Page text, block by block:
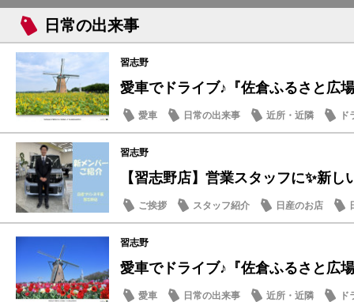
日常の出来事
習志野
愛車でドライブ♪『佐倉ふるさと広
愛車 日常の出来事 近所・近隣 ド
習志野
【習志野店】営業スタッフに✨新し
ご挨拶 スタッフ紹介 日産のお店
習志野
愛車でドライブ♪『佐倉ふるさと広
愛車 日常の出来事 近所・近隣 ド